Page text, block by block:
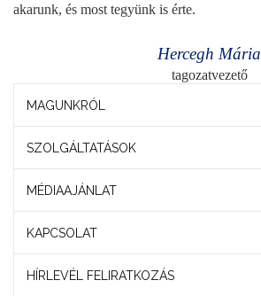
akarunk, és most tegyünk is érte.
Hercegh Mária
tagozatvezető
MAGUNKRÓL
SZOLGÁLTATÁSOK
MÉDIAAJÁNLAT
KAPCSOLAT
HÍRLEVÉL FELIRATKOZÁS